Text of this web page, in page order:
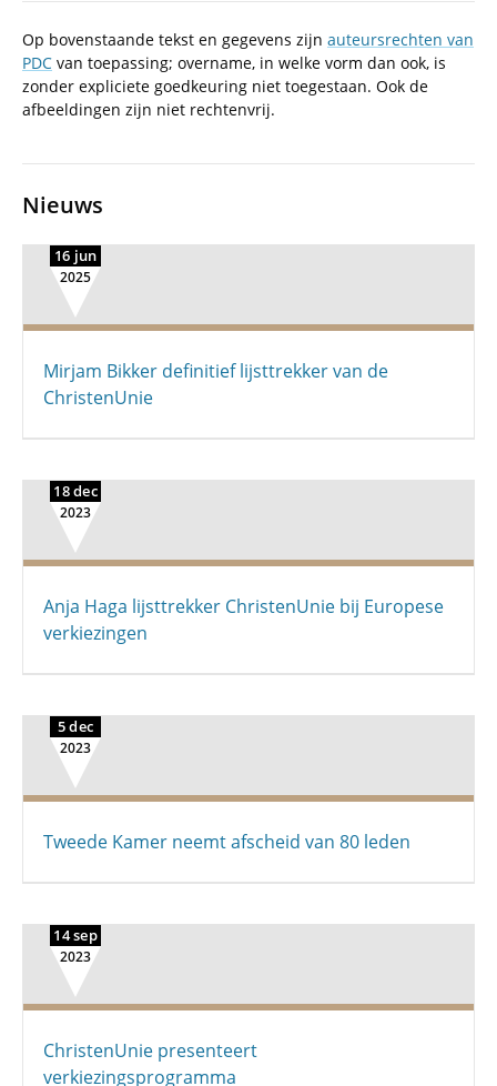
Op bovenstaande tekst en gegevens zijn auteursrechten van
PDC van toepassing; overname, in welke vorm dan ook, is
zonder expliciete goedkeuring niet toegestaan. Ook de
afbeeldingen zijn niet rechtenvrij.
Nieuws
16 jun
2025
Mirjam Bikker definitief lijsttrekker van de
ChristenUnie
18 dec
2023
Anja Haga lijsttrekker ChristenUnie bij Europese
verkiezingen
5 dec
2023
Tweede Kamer neemt afscheid van 80 leden
14 sep
2023
ChristenUnie presenteert
verkiezingsprogramma